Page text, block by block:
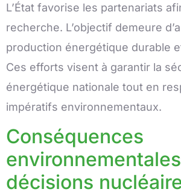
L’État favorise les partenariats
recherche. L’objectif demeure
production énergétique durable
Ces efforts visent à garantir la
énergétique nationale tout en
impératifs environnementaux.
Conséquences
décisions